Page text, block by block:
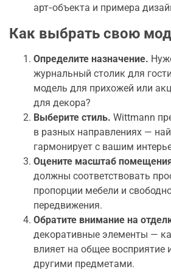
арт‑объекта и примера
Как выбрать свою
Определите назначение.
журнальный столик для
модель для прихожей или
для декора?
Выберите стиль. Wittmann
в разных направлениях —
гармонирует с вашим
Оцените масштаб
должны соответствовать
пропорции мебели и
передвижения.
Обратите внимание на
декоративные элементы —
влияет на общее восприятие
другими предметами.